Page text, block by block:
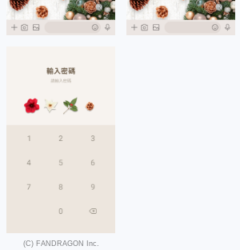
(C) FANDRAGON Inc.